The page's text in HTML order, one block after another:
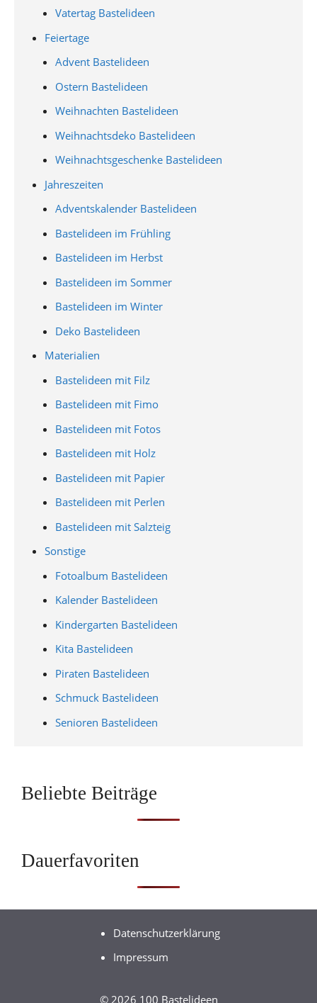
Vatertag Bastelideen
Feiertage
Advent Bastelideen
Ostern Bastelideen
Weihnachten Bastelideen
Weihnachtsdeko Bastelideen
Weihnachtsgeschenke Bastelideen
Jahreszeiten
Adventskalender Bastelideen
Bastelideen im Frühling
Bastelideen im Herbst
Bastelideen im Sommer
Bastelideen im Winter
Deko Bastelideen
Materialien
Bastelideen mit Filz
Bastelideen mit Fimo
Bastelideen mit Fotos
Bastelideen mit Holz
Bastelideen mit Papier
Bastelideen mit Perlen
Bastelideen mit Salzteig
Sonstige
Fotoalbum Bastelideen
Kalender Bastelideen
Kindergarten Bastelideen
Kita Bastelideen
Piraten Bastelideen
Schmuck Bastelideen
Senioren Bastelideen
Beliebte Beiträge
Dauerfavoriten
Datenschutzerklärung
Impressum
© 2026 100 Bastelideen